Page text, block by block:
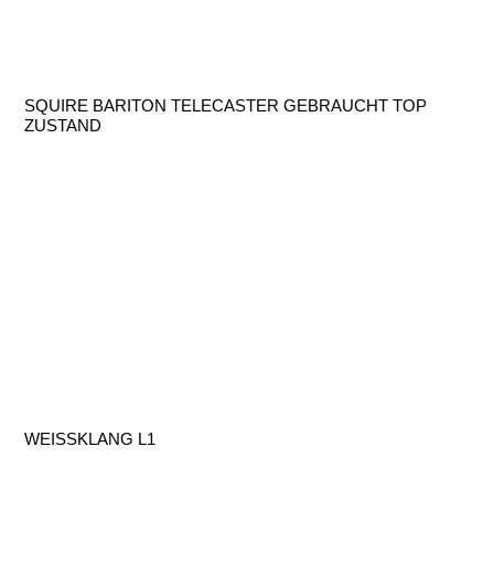
SQUIRE BARITON TELECASTER GEBRAUCHT TOP
ZUSTAND
WEISSKLANG L1